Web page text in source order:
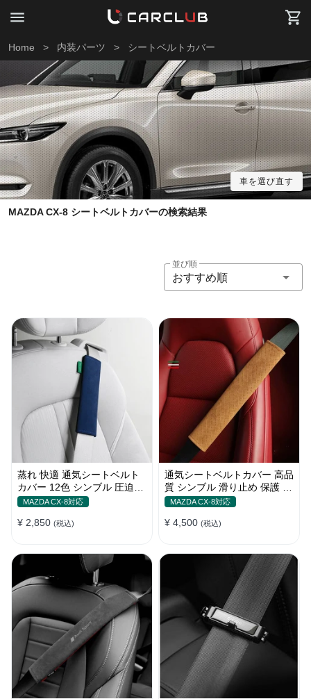
Home > 内装パーツ > シートベルトカバー
車を選び直す
MAZDA CX-8 シートベルトカバーの検索結果
並び順
おすすめ順
蒸れ 快適 通気シートベルト
カバー 12色 シンブル 圧迫感
軽減 保護 肩当てパッド
MAZDA CX-8対応
¥ 2,850 (税込)
通気シートベルトカバー 高品
質 シンブル 滑り止め 保護 肩
当てパッド 圧迫感軽減
MAZDA CX-8対応
¥ 4,500 (税込)